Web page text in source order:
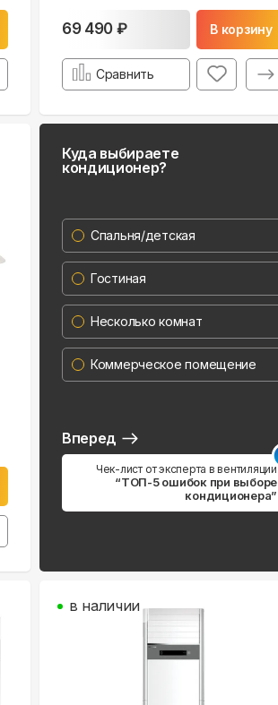
69 490 ₽ В корзину
Сравнить
в наличии
Куда выбираете
кондиционер?
Спальня/детская
Гостиная
Несколько комнат
Коммерческое помещение
Вперед
Чек-лист от эксперта в вентиляции
“ТОП-5 ошибок при выборе
кондиционера”